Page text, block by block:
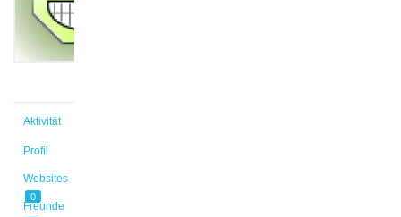
Aktivität
Profil
Websites
0
Freunde